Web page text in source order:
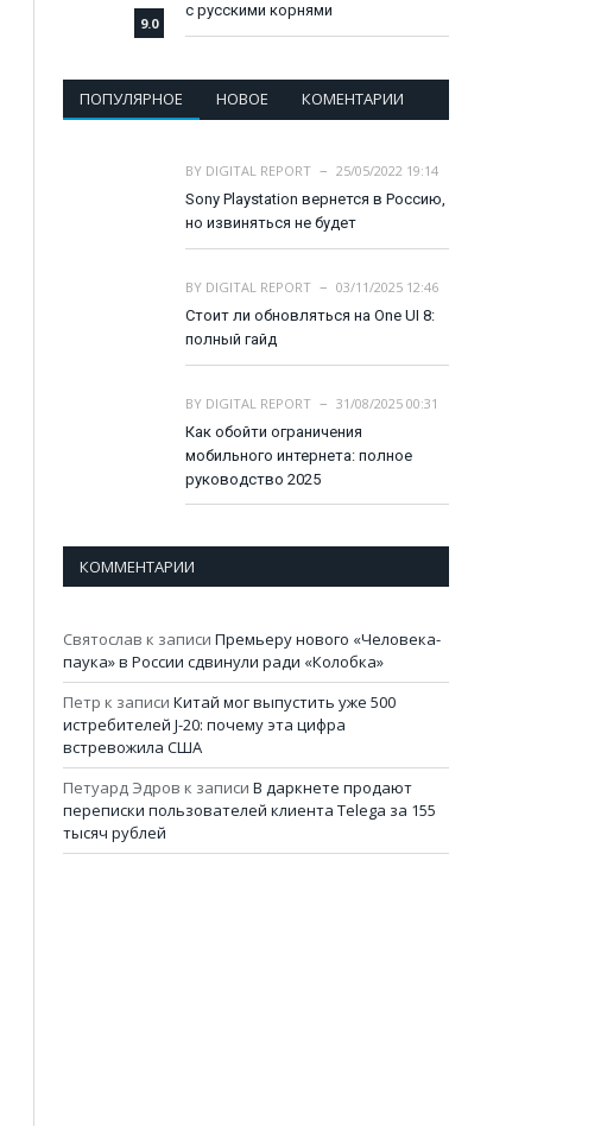
9.0
с русскими корнями
ПОПУЛЯРНОЕ НОВОЕ КОМЕНТАРИИ
BY DIGITAL REPORT
25/05/2022 19:14
Sony Playstation вернется в Россию,
но извиняться не будет
BY DIGITAL REPORT
03/11/2025 12:46
Стоит ли обновляться на One UI 8:
полный гайд
BY DIGITAL REPORT
31/08/2025 00:31
Как обойти ограничения
мобильного интернета: полное
руководство 2025
КОММЕНТАРИИ
Святослав к записи Премьеру нового «Человека-
паука» в России сдвинули ради «Колобка»
Петр к записи Китай мог выпустить уже 500
истребителей J-20: почему эта цифра
встревожила США
Петуард Эдров к записи В даркнете продают
переписки пользователей клиента Telega за 155
тысяч рублей